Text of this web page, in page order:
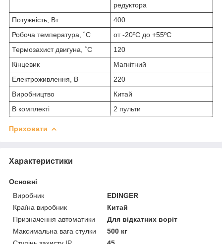
редуктора
Потужність, Вт
400
Робоча температура, ˚С
от -20ºС до +55ºС
Термозахист двигуна, ˚С
120
Кінцевик
Магнітний
Електроживлення, В
220
Виробництво
Китай
В комплекті
2 пульти
Приховати
Характеристики
Основні
Виробник
EDINGER
Країна виробник
Китай
Призначення автоматики
Для відкатних воріт
Максимальна вага стулки
500 кг